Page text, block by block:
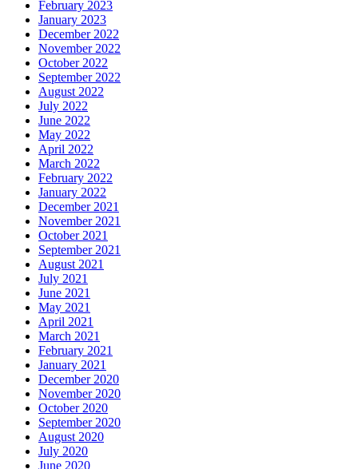
February 2023
January 2023
December 2022
November 2022
October 2022
September 2022
August 2022
July 2022
June 2022
May 2022
April 2022
March 2022
February 2022
January 2022
December 2021
November 2021
October 2021
September 2021
August 2021
July 2021
June 2021
May 2021
April 2021
March 2021
February 2021
January 2021
December 2020
November 2020
October 2020
September 2020
August 2020
July 2020
June 2020